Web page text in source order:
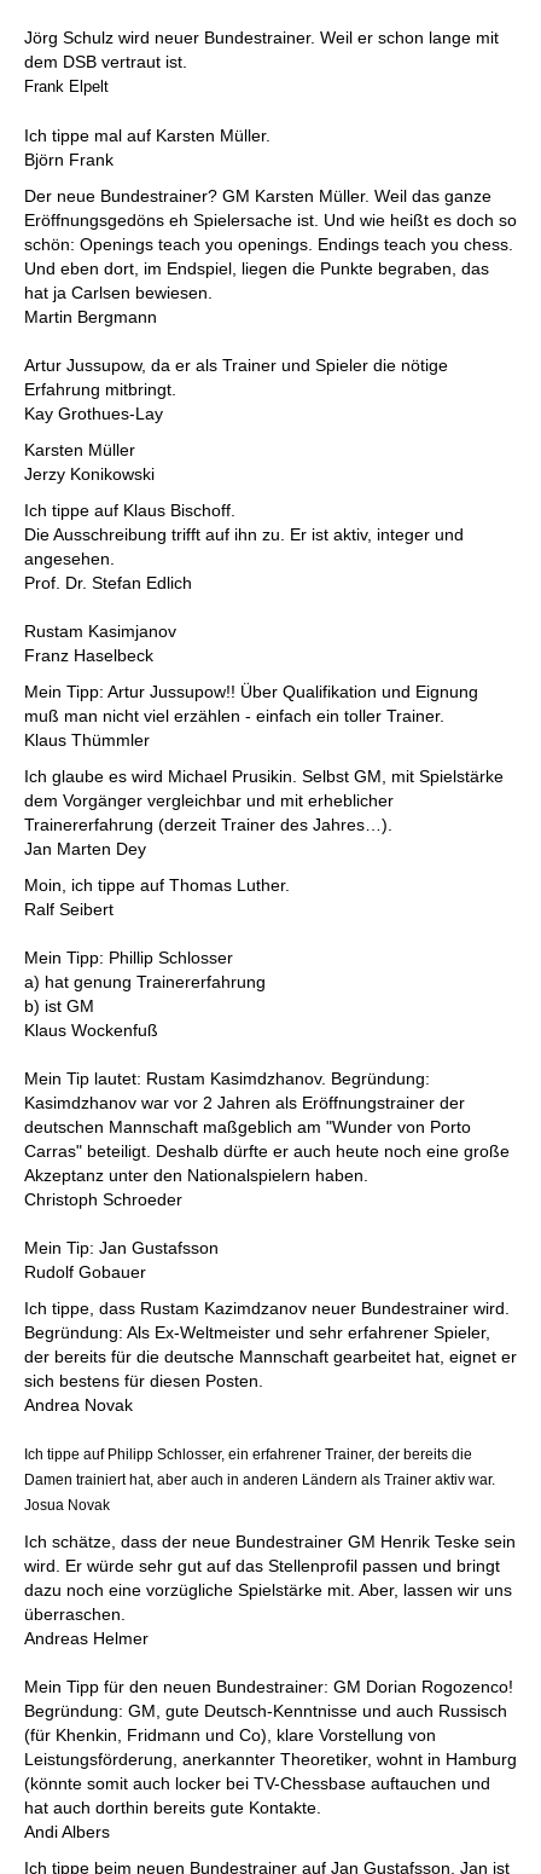
Jörg Schulz wird neuer Bundestrainer. Weil er schon lange mit
dem DSB vertraut ist.
Frank Elpelt
Ich tippe mal auf Karsten Müller.
Björn Frank
Der neue Bundestrainer? GM Karsten Müller. Weil das ganze
Eröffnungsgedöns eh Spielersache ist. Und wie heißt es doch so
schön: Openings teach you openings. Endings teach you chess.
Und eben dort, im Endspiel, liegen die Punkte begraben, das
hat ja Carlsen bewiesen.
Martin Bergmann
Artur Jussupow, da er als Trainer und Spieler die nötige
Erfahrung mitbringt.
Kay Grothues-Lay
Karsten Müller
Jerzy Konikowski
Ich tippe auf Klaus Bischoff.
Die Ausschreibung trifft auf ihn zu. Er ist aktiv, integer und
angesehen.
Prof. Dr. Stefan Edlich
Rustam Kasimjanov
Franz Haselbeck
Mein Tipp: Artur Jussupow!! Über Qualifikation und Eignung
muß man nicht viel erzählen - einfach ein toller Trainer.
Klaus Thümmler
Ich glaube es wird Michael Prusikin. Selbst GM, mit Spielstärke
dem Vorgänger vergleichbar und mit erheblicher
Trainererfahrung (derzeit Trainer des Jahres…).
Jan Marten Dey
Moin, ich tippe auf Thomas Luther.
Ralf Seibert
Mein Tipp: Phillip Schlosser
a) hat genung Trainererfahrung
b) ist GM
Klaus Wockenfuß
Mein Tip lautet: Rustam Kasimdzhanov. Begründung:
Kasimdzhanov war vor 2 Jahren als Eröffnungstrainer der
deutschen Mannschaft maßgeblich am "Wunder von Porto
Carras" beteiligt. Deshalb dürfte er auch heute noch eine große
Akzeptanz unter den Nationalspielern haben.
Christoph Schroeder
Mein Tip: Jan Gustafsson
Rudolf Gobauer
Ich tippe, dass Rustam Kazimdzanov neuer Bundestrainer wird.
Begründung: Als Ex-Weltmeister und sehr erfahrener Spieler,
der bereits für die deutsche Mannschaft gearbeitet hat, eignet er
sich bestens für diesen Posten.
Andrea Novak
Ich tippe auf Philipp Schlosser, ein erfahrener Trainer, der bereits die
Damen trainiert hat, aber auch in anderen Ländern als Trainer aktiv war.
Josua Novak
Ich schätze, dass der neue Bundestrainer GM Henrik Teske sein
wird. Er würde sehr gut auf das Stellenprofil passen und bringt
dazu noch eine vorzügliche Spielstärke mit. Aber, lassen wir uns
überraschen.
Andreas Helmer
Mein Tipp für den neuen Bundestrainer: GM Dorian Rogozenco!
Begründung: GM, gute Deutsch-Kenntnisse und auch Russisch
(für Khenkin, Fridmann und Co), klare Vorstellung von
Leistungsförderung, anerkannter Theoretiker, wohnt in Hamburg
(könnte somit auch locker bei TV-Chessbase auftauchen und
hat auch dorthin bereits gute Kontakte.
Andi Albers
Ich tippe beim neuen Bundestrainer auf Jan Gustafsson. Jan ist